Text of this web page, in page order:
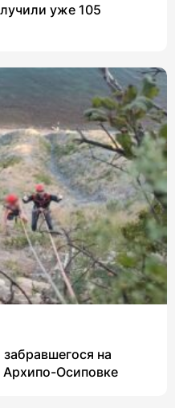
уже 105
на
Архипо-Осиповке